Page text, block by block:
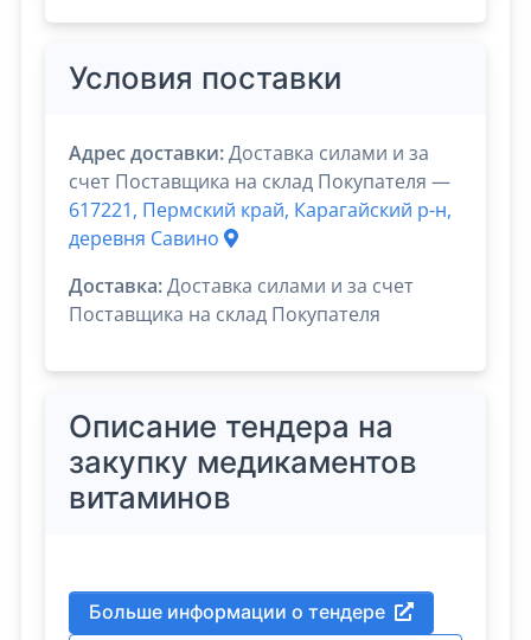
Условия поставки
Адрес доставки:Доставка силами и за
счет Поставщика на склад Покупателя —
617221, Пермский край, Карагайский р-н,
деревня Савино
Доставка:Доставка силами и за счет
Поставщика на склад Покупателя
Описание тендера на
закупку медикаментов
витаминов
Больше информации о тендере